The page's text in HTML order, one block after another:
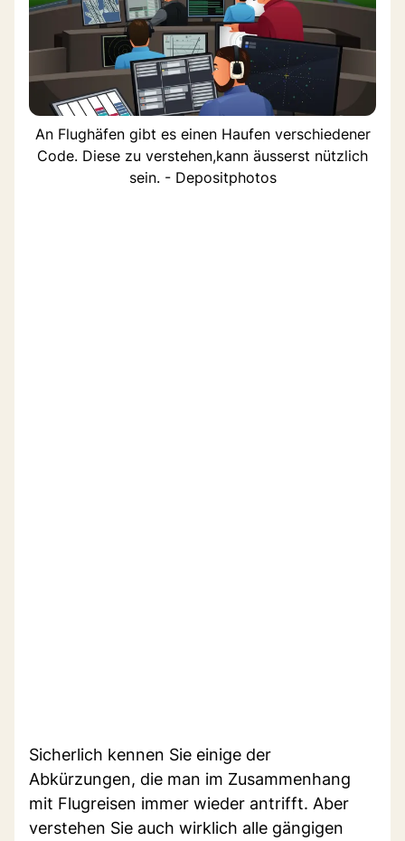
An Flughäfen gibt es einen Haufen verschiedener
Code. Diese zu verstehen,kann äusserst nützlich
sein. - Depositphotos
Sicherlich kennen Sie einige der
Abkürzungen, die man im Zusammenhang
mit Flugreisen immer wieder antrifft. Aber
verstehen Sie auch wirklich alle gängigen